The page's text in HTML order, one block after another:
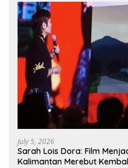
July 5, 2026
Sarah Lois Dora: Film
Kalimantan Merebut